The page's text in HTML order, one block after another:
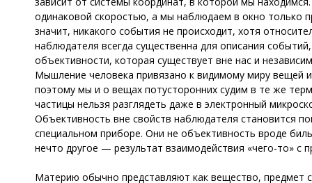
одинаковой скоростью, а мы наблюдаем в окно только
значит, никакого события не происходит, хотя
наблюдателя всегда существенна для описания
объективности, которая существует вне нас и
Мышление человека привязано к видимому миру вещей
поэтому мы и о вещах потусторонних судим в те же
частицы нельзя разглядеть даже в электронный
Объективность вне свойств наблюдателя становится
специальном приборе. Они не объективность вроде
нечто другое — результат взаимодействия «чего-то»
Материю обычно представляют как вещество, предмет